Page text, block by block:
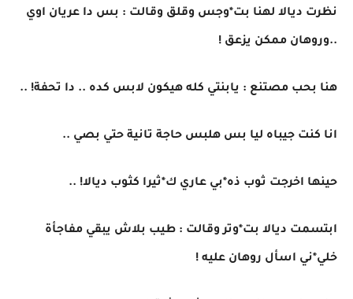
نظرت ديالا لهنا بت*وجس وقلق وقالت : بس دا عريان اوي
..وروهان ممكن يزعق !
هنا بحب مصتنع : يابنتي كله هيكون لابس كده .. دا تحفة! ..
انا كنت جيباه ليا بس هلبس حاجة تانية حتي بصي ..
حينها اخرجت ثوب ذه*بي عاري ك*ثيرا كثوب ديالا! ..
ابتسمت ديالا بت*وتر وقالت : طيب بلاش يبقي مفاجأة
خلي*ني اسأل روهان عليه !